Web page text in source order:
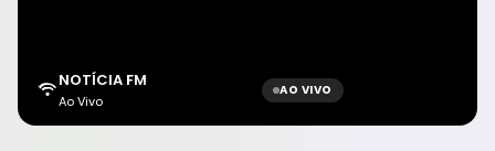
NOTÍCIA FM
Ao Vivo
AO VIVO